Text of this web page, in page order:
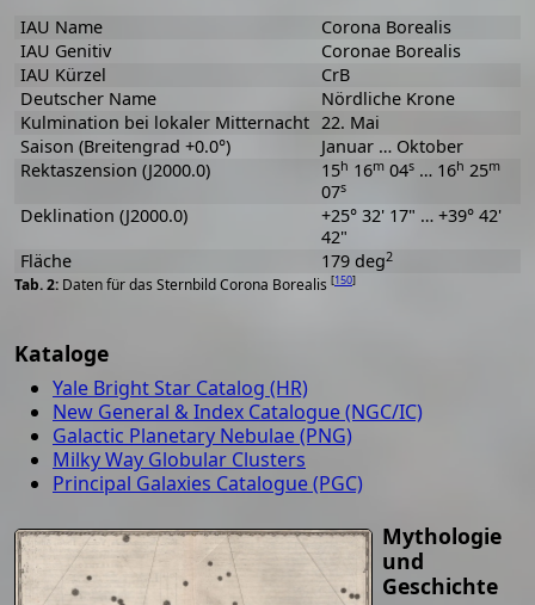
Daten für das Sternbild Corona Borealis [150]
IAU Name
Corona Borealis
IAU Genitiv
Coronae Borealis
IAU Kürzel
CrB
Deutscher Name
Nördliche Krone
Kulmination bei lokaler Mitternacht 22. Mai
Saison (Breitengrad +0.0°)
Januar … Oktober
Rektaszension (J2000.0)
15h 16m04s… 16h 25m
07s
Deklination (J2000.0)
+25° 32' 17" … +39° 42'
42"
Fläche
179 deg2
Kataloge
Yale Bright Star Catalog (HR)
New General & Index Catalogue (NGC/IC)
Galactic Planetary Nebulae (PNG)
Milky Way Globular Clusters
Principal Galaxies Catalogue (PGC)
Mythologie
und
Geschichte